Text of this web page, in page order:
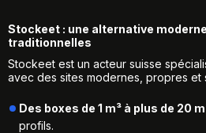
Stockeet : une alternative
traditionnelles
Stockeet est un acteur suisse
avec des sites modernes, propres et
Des boxes de 1 m³ à plus de 20
profils.